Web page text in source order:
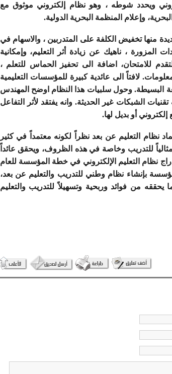
ويحدد شوطه ، وهو نظام إلكتروني موثوق مع
وإعلام المنظمة البحرية الدولية.
منها تخفيض الكلفة على المتدربين ، والاسهام في
المزورة ، ناهيك عن زيادة أثر التعليم، وإمكانية
للامتحان، اضافة الى تحفيز الحماس للتعلم ،
لافتاً الى عائدية كبيرة للمؤسسات التعليمية
البسيطة. وحول سلبيات هذا النظام اوضح المهندس
الشبكات غير الحديثة. وانه يفتقد لأثر التفاعل
أو بديل لها.
نظام التعليم عن بعد نظراً لكونه معتمداً في كثير
مثالياً للتدريب وخاصة في هذه الظروف، ويحقق عائداً
نظام التعليم الإلكتروني في خطة المؤسسة للعام
بإنشاء نظام وطني للتدريب والتعليم عن بعد،
يحققه من فوائد وربحية وتسهيلاً للتدريب والتعليم